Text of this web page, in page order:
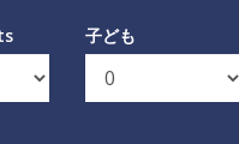
子ども